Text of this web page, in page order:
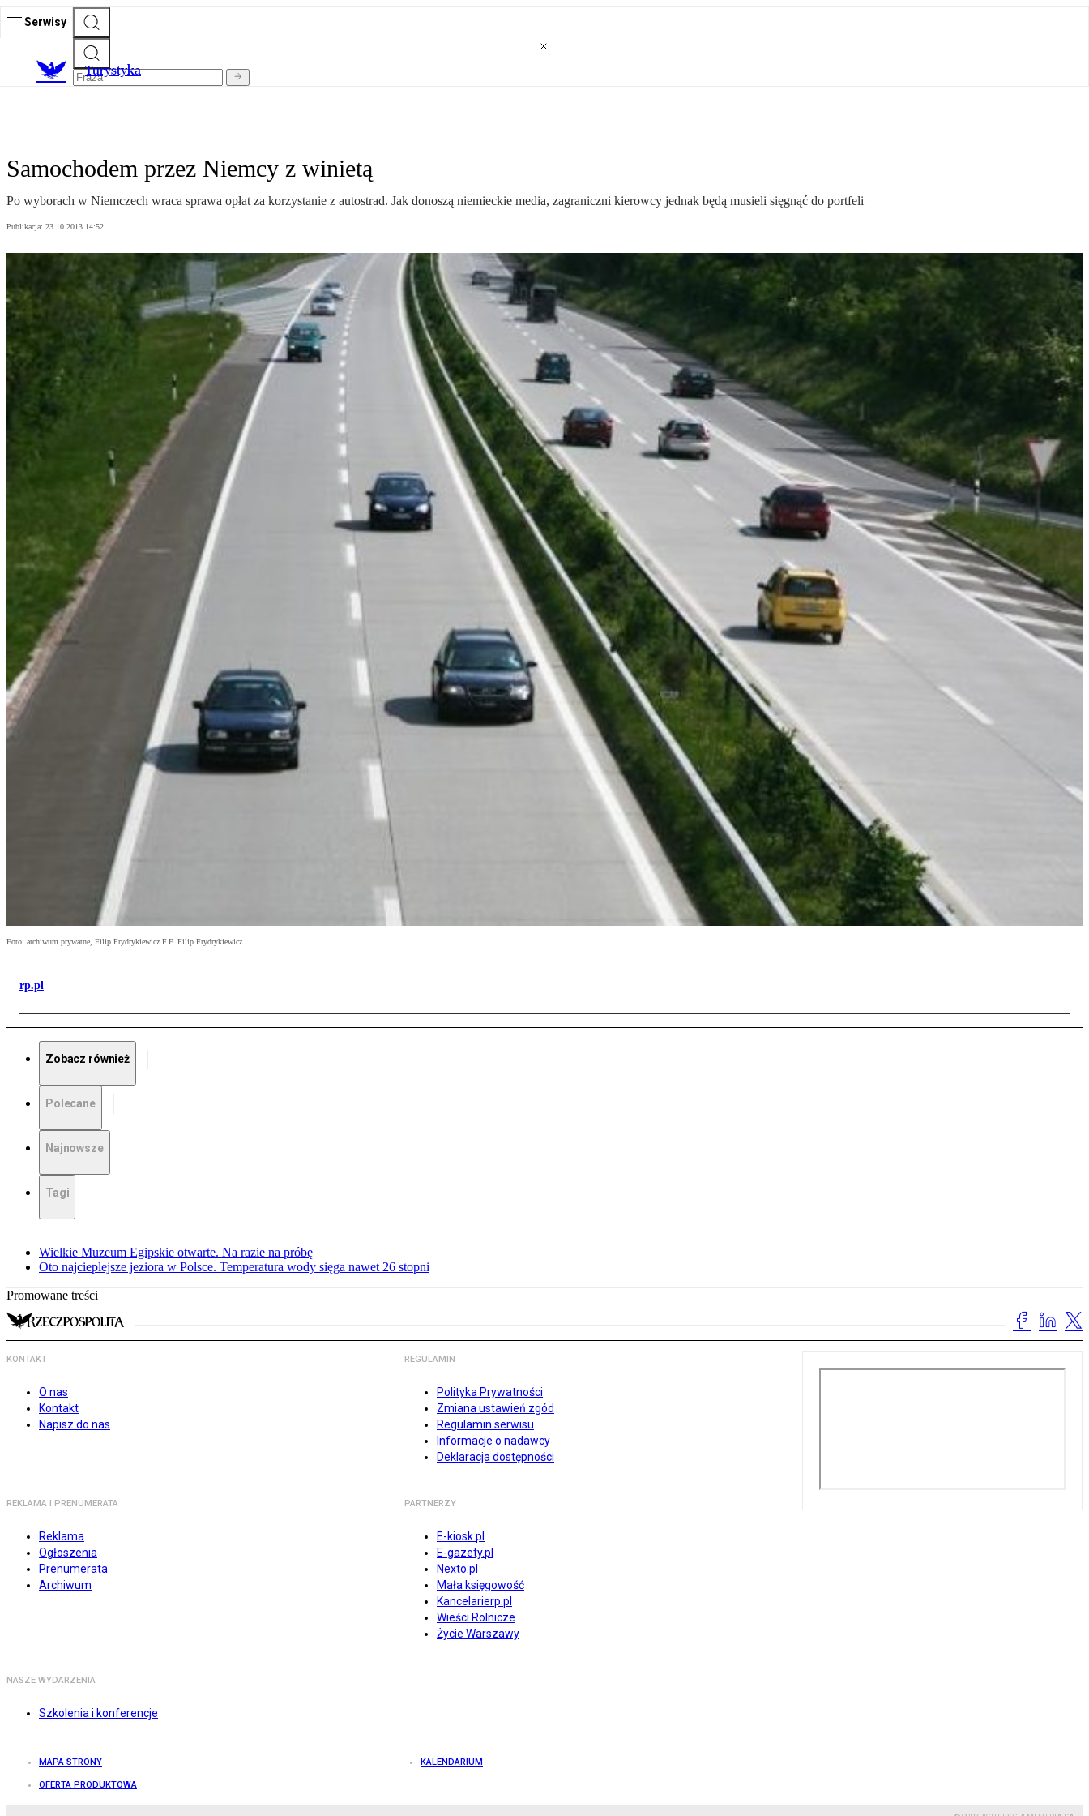
Serwisy
Turystyka
Samochodem przez Niemcy z winietą
Po wyborach w Niemczech wraca sprawa opłat za korzystanie z autostrad. Jak donoszą niemieckie media, zagraniczni kierowcy jednak będą musieli sięgnąć do portfeli
Publikacja: 23.10.2013 14:52
Foto: archiwum prywatne, Filip Frydrykiewicz F.F. Filip Frydrykiewicz
rp.pl
Zobacz również
Polecane
Najnowsze
Tagi
Wielkie Muzeum Egipskie otwarte. Na razie na próbę
Oto najcieplejsze jeziora w Polsce. Temperatura wody sięga nawet 26 stopni
Promowane treści
KONTAKT
O nas
Kontakt
Napisz do nas
REGULAMIN
Polityka Prywatności
Zmiana ustawień zgód
Regulamin serwisu
Informacje o nadawcy
Deklaracja dostępności
REKLAMA I PRENUMERATA
Reklama
Ogłoszenia
Prenumerata
Archiwum
PARTNERZY
E-kiosk.pl
E-gazety.pl
Nexto.pl
Mała księgowość
Kancelarierp.pl
Wieści Rolnicze
Życie Warszawy
NASZE WYDARZENIA
Szkolenia i konferencje
MAPA STRONY KALENDARIUM
OFERTA PRODUKTOWA